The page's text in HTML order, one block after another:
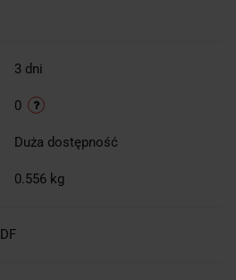
3 dni
0
Duża dostępność
0.556 kg